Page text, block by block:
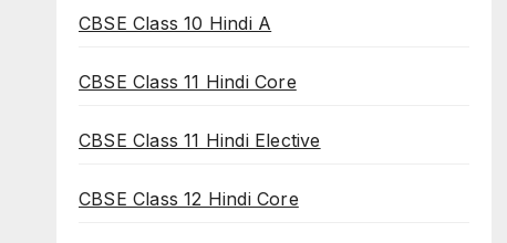
CBSE Class 10 Hindi A
CBSE Class 11 Hindi Core
CBSE Class 11 Hindi Elective
CBSE Class 12 Hindi Core